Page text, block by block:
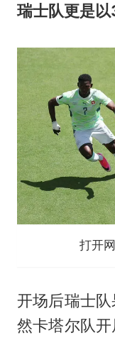
瑞士队更是以
打开
开场后瑞士
然卡塔尔队